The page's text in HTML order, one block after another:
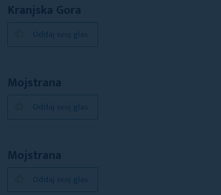
Kranjska Gora
Oddaj svoj glas
Mojstrana
Oddaj svoj glas
Mojstrana
Oddaj svoj glas